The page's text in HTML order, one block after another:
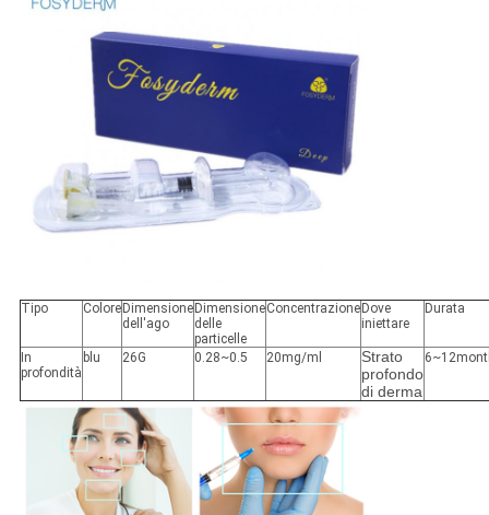
Tipo ColoreDimensione
dell'ago
Dimensione
delle
particelle
ConcentrazioneDove
iniettare
Durata
In
profondità
blu 26G 0.28~0.5 20mg/ml
Strato
profondo
di derma